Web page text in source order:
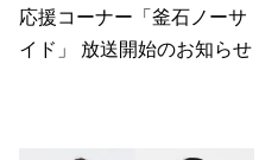
応援コーナー「釜石ノーサ
イド」 放送開始のお知らせ